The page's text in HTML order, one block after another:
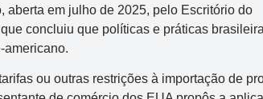
aberta em julho de 2025, pelo Escritório do
concluiu que políticas e práticas
americano.
ou outras restrições à importação de